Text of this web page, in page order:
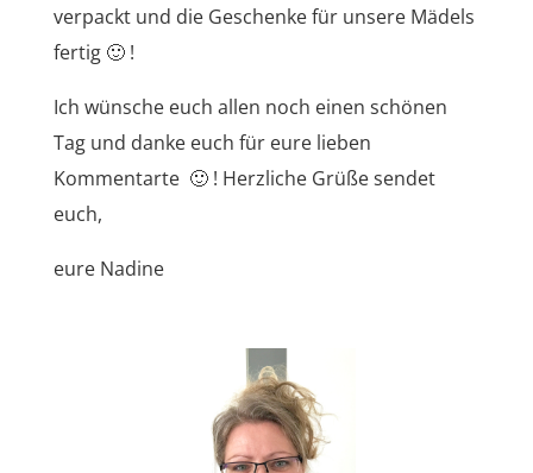
verpackt und die Geschenke für unsere Mädels
fertig 🙂 !
Ich wünsche euch allen noch einen schönen
Tag und danke euch für eure lieben
Kommentarte 🙂 ! Herzliche Grüße sendet
euch,
eure Nadine